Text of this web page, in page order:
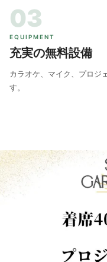
03
EQUIPMENT
充実の無料設備
カラオケ、マイク、プロジ
す。